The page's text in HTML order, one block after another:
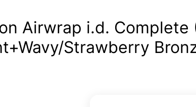
Airwrap i.d. Complete
Strawberry